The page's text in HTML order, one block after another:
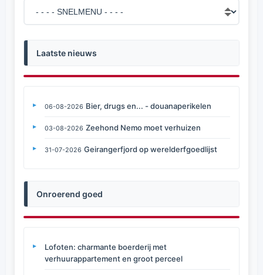
Laatste nieuws
06-08-2026 Bier, drugs en... - douanaperikelen
03-08-2026 Zeehond Nemo moet verhuizen
31-07-2026 Geirangerfjord op werelderfgoedlijst
Onroerend goed
Lofoten: charmante boerderij met
verhuurappartement en groot perceel